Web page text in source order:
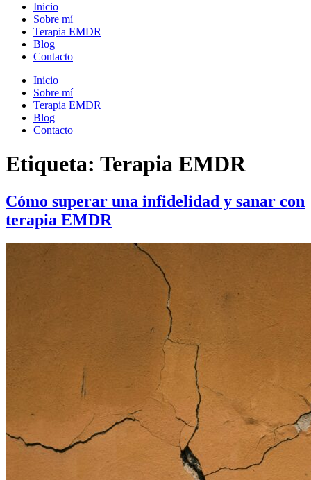
Inicio
Sobre mí
Terapia EMDR
Blog
Contacto
Inicio
Sobre mí
Terapia EMDR
Blog
Contacto
Etiqueta: Terapia EMDR
Cómo superar una infidelidad y sanar con
terapia EMDR